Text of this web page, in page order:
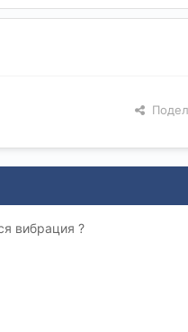
вибрация ?